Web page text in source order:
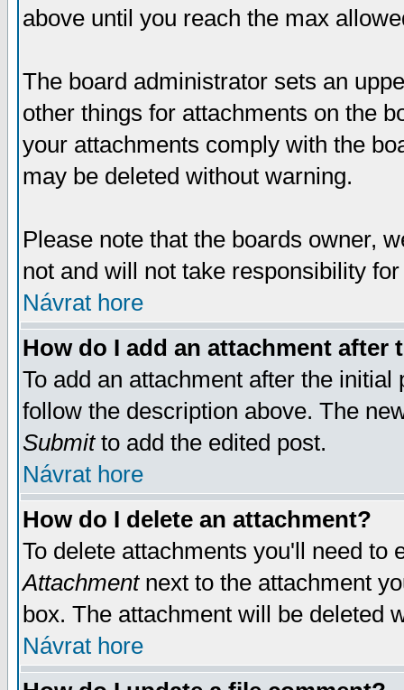
above until you reach the max
The board administrator sets an
other things for attachments on the
your attachments comply with the
may be deleted without warning.
Please note that the boards owner,
not and will not take responsibility
Návrat hore
How do I add an attachment after
To add an attachment after the
follow the description above. The
Submitto add the edited post.
Návrat hore
How do I delete an attachment?
To delete attachments you'll need
Attachmentnext to the attachment
box. The attachment will be deleted
Návrat hore